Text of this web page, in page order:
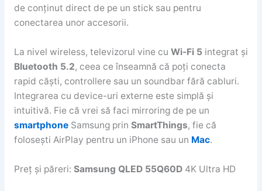
de conținut direct de pe un stick sau pentru
conectarea unor accesorii.
La nivel wireless, televizorul vine cu Wi-Fi 5 integrat și
Bluetooth 5.2, ceea ce înseamnă că poți conecta
rapid căști, controllere sau un soundbar fără cabluri.
Integrarea cu device-uri externe este simplă și
intuitivă. Fie că vrei să faci mirroring de pe un
smartphoneSamsung prin SmartThings, fie că
folosești AirPlay pentru un iPhone sau un Mac.
Preț și păreri: Samsung QLED 55Q60D4K Ultra HD